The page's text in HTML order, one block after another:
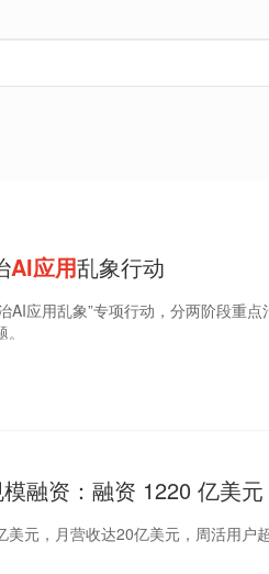
AI应用乱象行动
AI应用乱象”专项行动，分两阶段重
融资：融资 1220 亿美元
元，月营收达20亿美元，周活用户